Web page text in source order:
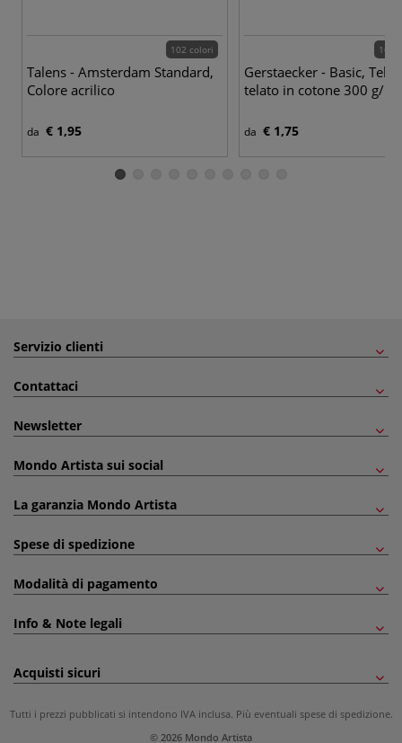
102 colori
Talens - Amsterdam Standard,
Colore acrilico
da € 1,95
164
Gerstaecker - Basic,
telato in cotone 300 g/
da € 1,75
Servizio clienti
Contattaci
Newsletter
Mondo Artista sui social
La garanzia Mondo Artista
Spese di spedizione
Modalità di pagamento
Info & Note legali
Acquisti sicuri
Tutti i prezzi pubblicati si intendono IVA inclusa. Più eventuali spese di spedizione.
© 2026 Mondo Artista